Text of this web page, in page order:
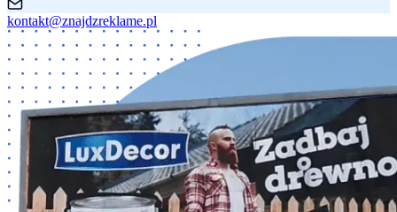
kontakt@znajdzreklame.pl